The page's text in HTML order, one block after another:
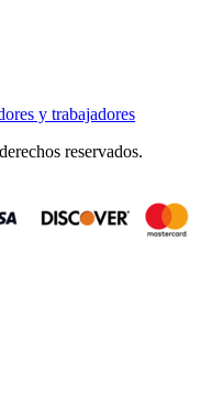
y trabajadores
reservados.